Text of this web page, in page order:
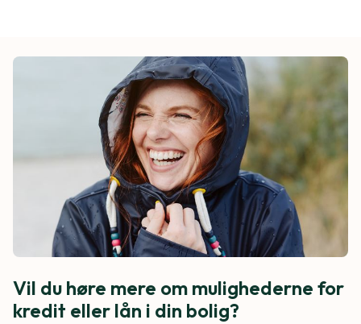
Vil du høre mere om mulighederne for
kredit eller lån i din bolig?